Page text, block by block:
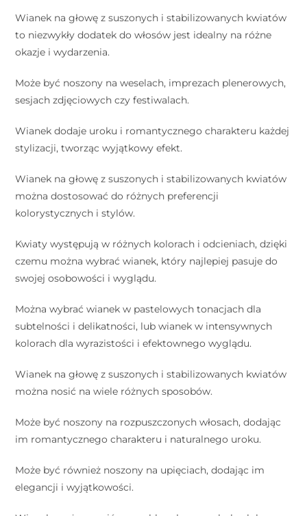
Wianek na głowę z suszonych i stabilizowanych kwiatów
to niezwykły dodatek do włosów jest idealny na różne
okazje i wydarzenia.
Może być noszony na weselach, imprezach plenerowych,
sesjach zdjęciowych czy festiwalach.
Wianek dodaje uroku i romantycznego charakteru każdej
stylizacji, tworząc wyjątkowy efekt.
Wianek na głowę z suszonych i stabilizowanych kwiatów
można dostosować do różnych preferencji
kolorystycznych i stylów.
Kwiaty występują w różnych kolorach i odcieniach, dzięki
czemu można wybrać wianek, który najlepiej pasuje do
swojej osobowości i wyglądu.
Można wybrać wianek w pastelowych tonacjach dla
subtelności i delikatności, lub wianek w intensywnych
kolorach dla wyrazistości i efektownego wyglądu.
Wianek na głowę z suszonych i stabilizowanych kwiatów
można nosić na wiele różnych sposobów.
Może być noszony na rozpuszczonych włosach, dodając
im romantycznego charakteru i naturalnego uroku.
Może być również noszony na upięciach, dodając im
elegancji i wyjątkowości.